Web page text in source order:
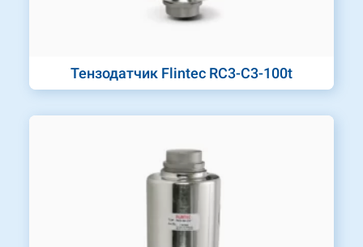
Тензодатчик Flintec RC3-C3-100t